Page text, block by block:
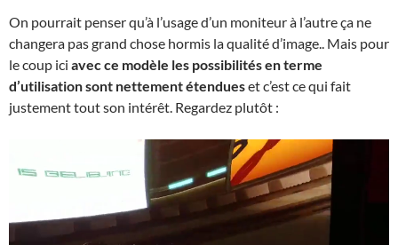
On pourrait penser qu’à l’usage d’un moniteur à l’autre ça ne
changera pas grand chose hormis la qualité d’image.. Mais pour
le coup ici avec ce modèle les possibilités en terme
d’utilisation sont nettement étendueset c’est ce qui fait
justement tout son intérêt. Regardez plutôt :